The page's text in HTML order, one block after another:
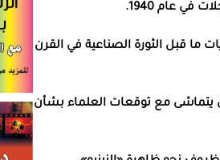
1.42 درجة مئوية فوق مستويات ما قبل الثورة الصناعية في القرن
يتماشى مع توقعات العلماء بشأن